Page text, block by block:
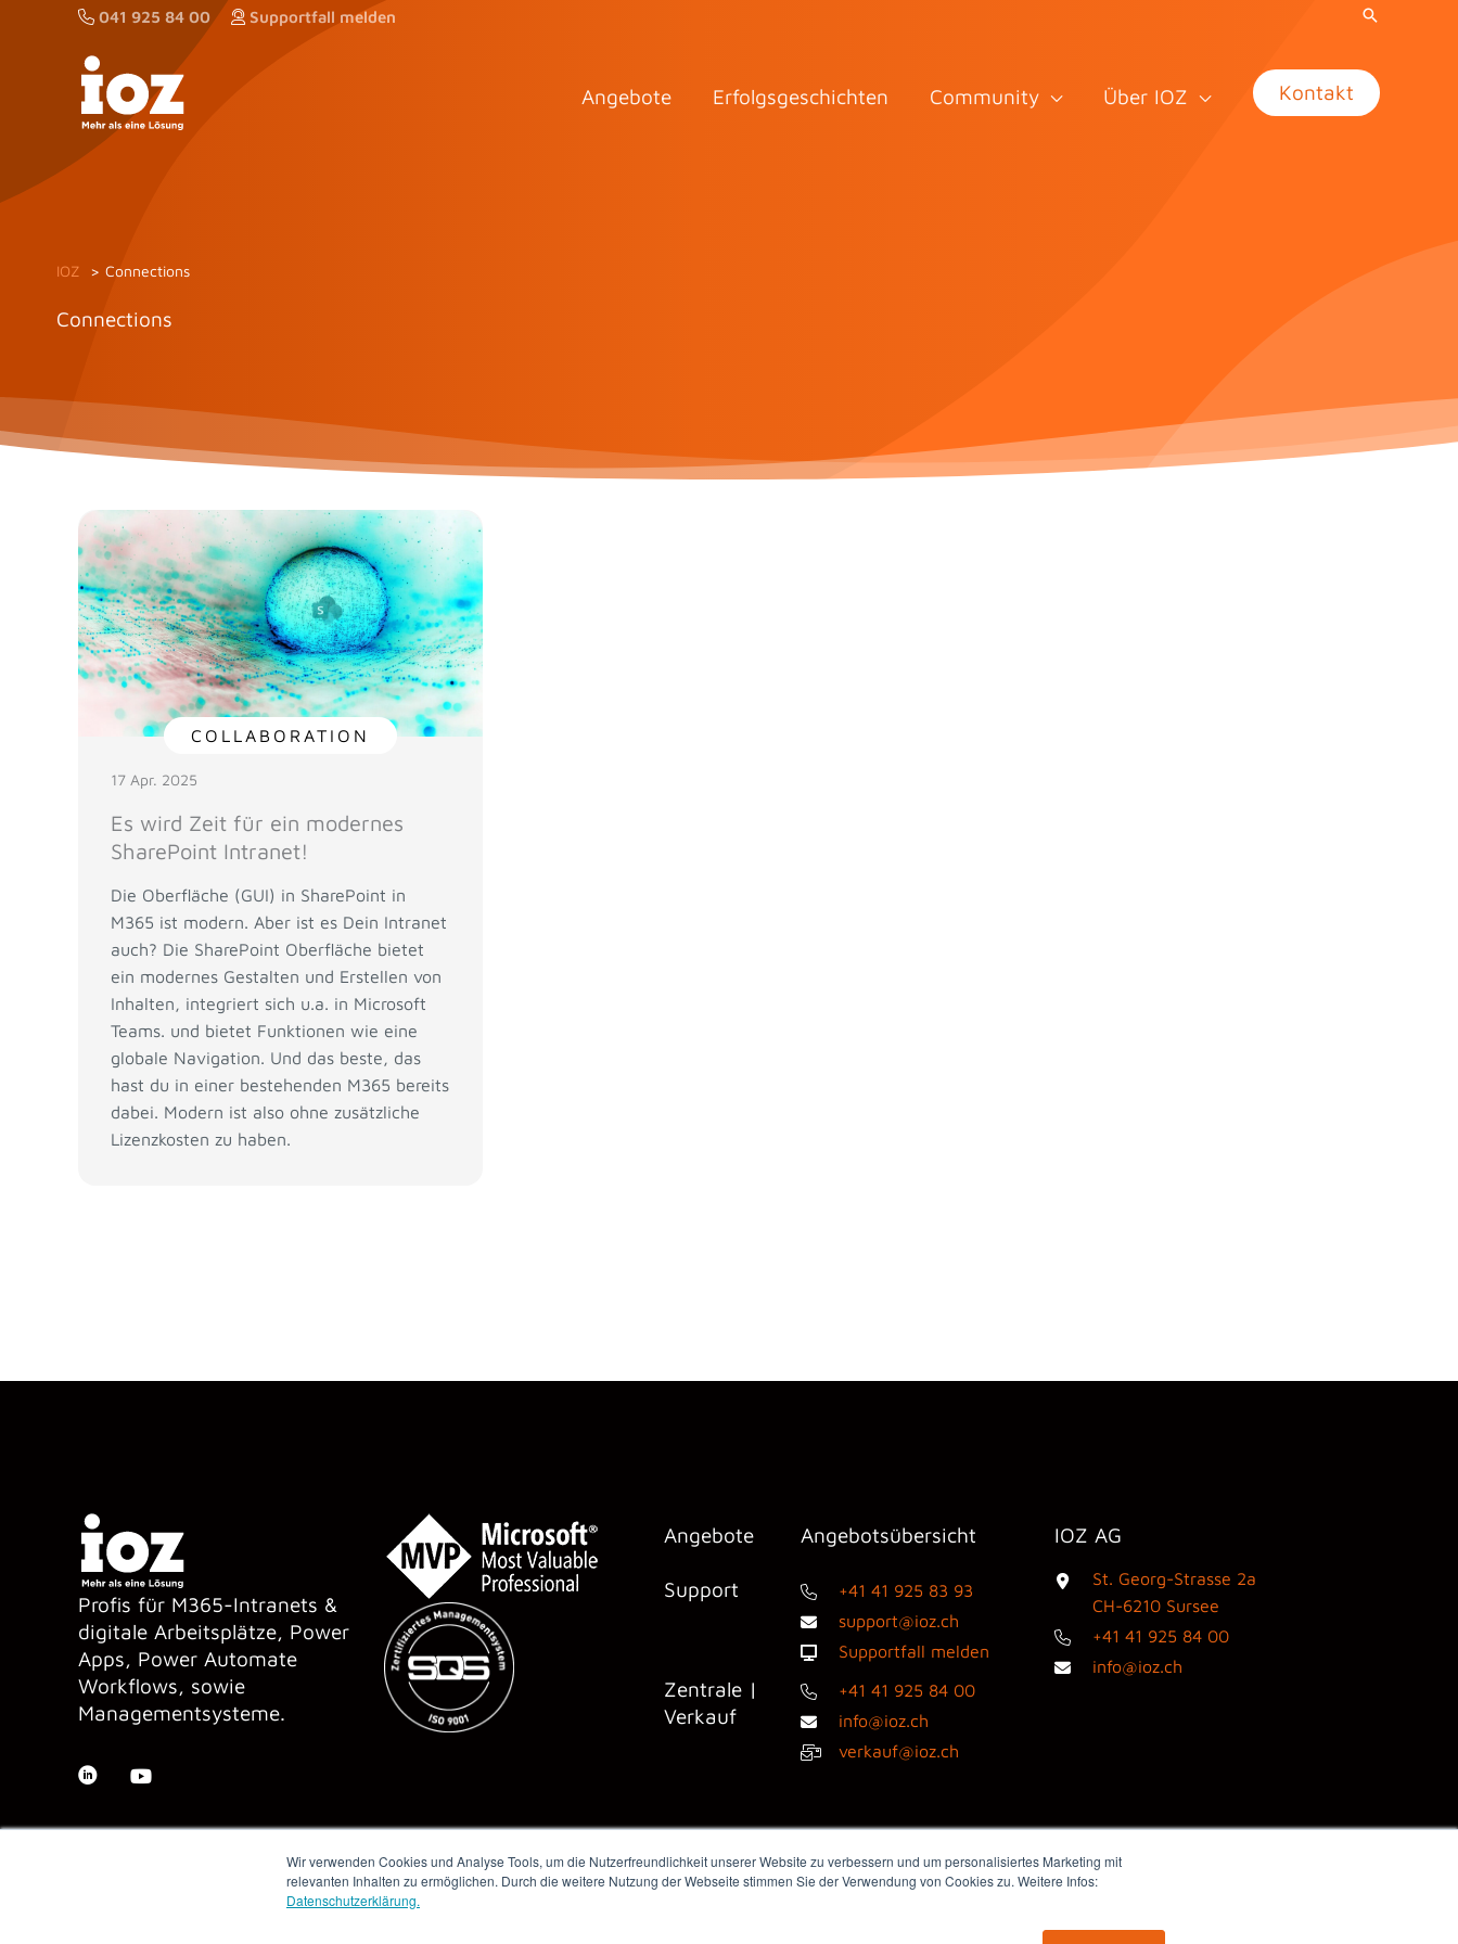
Wir verwenden Cookies und Analyse Tools, um die Nutzerfreundlichkeit unserer Website zu verbessern und um personalisiertes Marketing mit
relevanten Inhalten zu ermöglichen. Durch die weitere Nutzung der Webseite stimmen Sie der Verwendung von Cookies zu. Weitere Infos:
Datenschutzerklärung.
041 925 84 00 Supportfall melden
Angebote Erfolgsgeschichten Community Über IOZ Kontakt
IOZ Connections
Connections
COLLABORATION
17 Apr. 2025
Es wird Zeit für ein modernes
SharePoint Intranet!
Die Oberfläche (GUI) in SharePoint in
M365 ist modern. Aber ist es Dein Intranet
auch? Die SharePoint Oberfläche bietet
ein modernes Gestalten und Erstellen von
Inhalten, integriert sich u.a. in Microsoft
Teams. und bietet Funktionen wie eine
globale Navigation. Und das beste, das
hast du in einer bestehenden M365 bereits
dabei. Modern ist also ohne zusätzliche
Lizenzkosten zu haben.
Profis für M365-Intranets &
digitale Arbeitsplätze, Power
Apps, Power Automate
Workflows, sowie
Managementsysteme.
Angebote Angebotsübersicht
Support
+41 41 925 83 93
support@ioz.ch
Supportfall melden
Zentrale |
Verkauf
+41 41 925 84 00
info@ioz.ch
verkauf@ioz.ch
IOZ AG
St. Georg-Strasse 2a
CH-6210 Sursee
+41 41 925 84 00
info@ioz.ch
Impressum·Datenschutz·